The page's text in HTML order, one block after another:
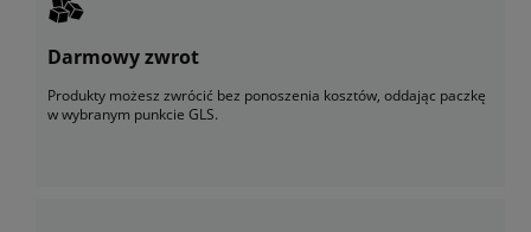
Darmowy zwrot
Produkty możesz zwrócić bez ponoszenia kosztów, oddając paczkę
w wybranym punkcie GLS.